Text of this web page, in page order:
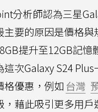
分析師認為三星
要的原因是價格與
提升至12GB記憶
次Galaxy S24 Plus
格優惠，例如 台灣
，藉此吸引更多用戶